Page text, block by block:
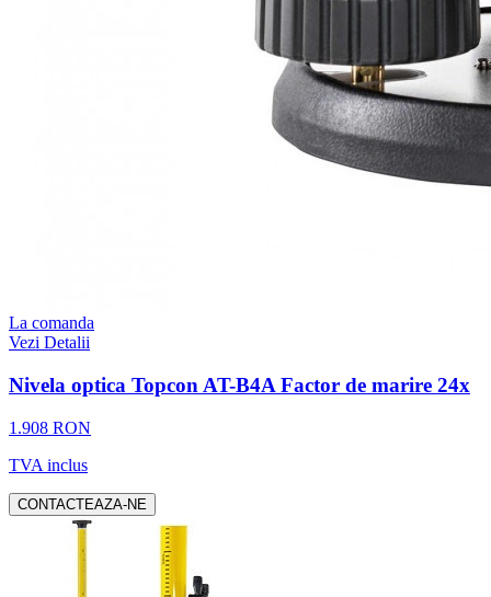
La comanda
Vezi Detalii
Nivela optica Topcon AT-B4A Factor de marire 24x
1.908 RON
TVA inclus
CONTACTEAZA-NE